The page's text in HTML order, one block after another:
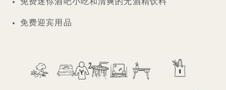
免费迷你酒吧小吃和清爽的无酒精饮料
免费迎宾用品